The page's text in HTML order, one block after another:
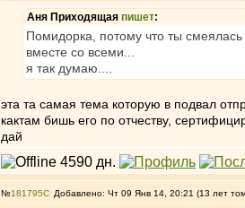
Аня Приходящая пишет:
Помидорка, потому что ты
вместе со всеми...
я так думаю....
эта та самая тема которую в подвал
кактам бишь его по отчеству,
дай
№181795 Добавлено: Чт 09 Янв 14, 20:21 (13 лет